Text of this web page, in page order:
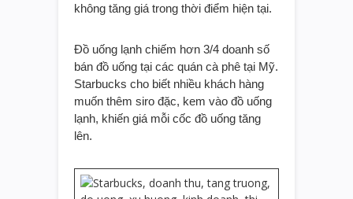
không tăng giá trong thời điểm hiện tại.
Đồ uống lạnh chiếm hơn 3/4 doanh số
bán đồ uống tại các quán cà phê tại Mỹ.
Starbucks cho biết nhiều khách hàng
muốn thêm siro đặc, kem vào đồ uống
lạnh, khiến giá mỗi cốc đồ uống tăng
lên.